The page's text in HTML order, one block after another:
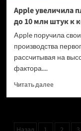
Apple увеличила
до 10 млн штук к
Apple поручила
производства
рассчитывая на
фактора....
Читать далееПрочитать